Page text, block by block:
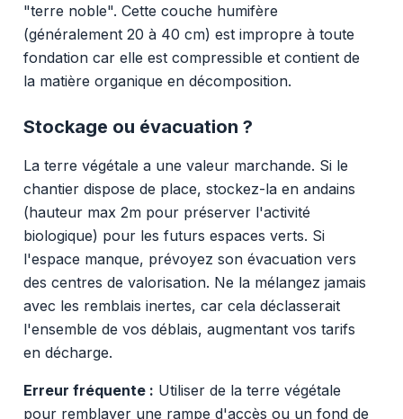
"terre noble". Cette couche humifère
(généralement 20 à 40 cm) est impropre à toute
fondation car elle est compressible et contient de
la matière organique en décomposition.
Stockage ou évacuation ?
La terre végétale a une valeur marchande. Si le
chantier dispose de place, stockez-la en andains
(hauteur max 2m pour préserver l'activité
biologique) pour les futurs espaces verts. Si
l'espace manque, prévoyez son évacuation vers
des centres de valorisation. Ne la mélangez jamais
avec les remblais inertes, car cela déclasserait
l'ensemble de vos déblais, augmentant vos tarifs
en décharge.
Erreur fréquente : Utiliser de la terre végétale
pour remblayer une rampe d'accès ou un fond de